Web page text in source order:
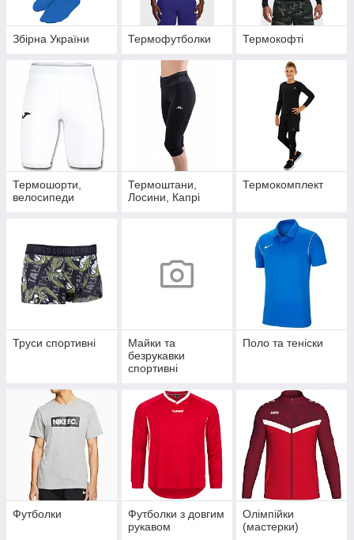
Збірна України Термофутболки Термокофті
Термошорти,
велосипеди
Термоштани,
Лосини, Капрі
Термокомплект
Труси спортивні
Майки та
безрукавки
спортивні
Поло та теніски
Футболки
Футболки з довгим
рукавом
Олімпійки
(мастерки)